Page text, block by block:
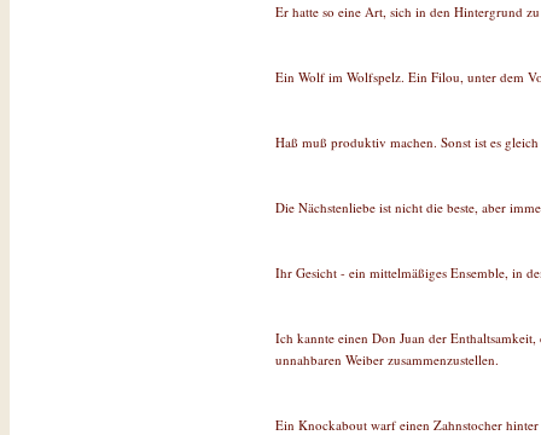
Er hatte so eine Art, sich in den Hintergrund
Ein Wolf im Wolfspelz. Ein Filou, unter dem
Haß muß produktiv machen. Sonst ist es
Die Nächstenliebe ist nicht die beste, aber
Ihr Gesicht - ein mittelmäßiges Ensemble, in
Ich kannte einen Don Juan der
unnahbaren Weiber zusammenzustellen.
Ein Knockabout warf einen Zahnstocher